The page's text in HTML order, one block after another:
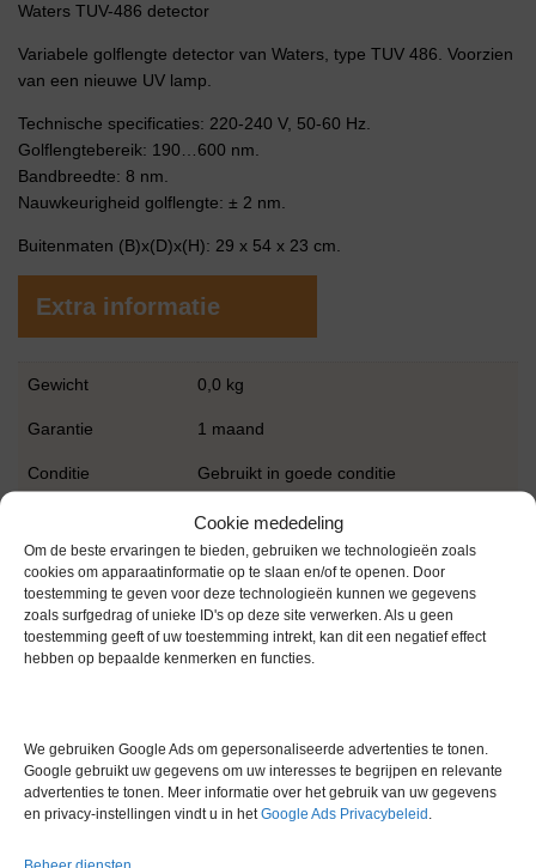
Cookie mededeling
Om de beste ervaringen te bieden, gebruiken we technologieën zoals
cookies om apparaatinformatie op te slaan en/of te openen. Door
toestemming te geven voor deze technologieën kunnen we gegevens
zoals surfgedrag of unieke ID's op deze site verwerken. Als u geen
toestemming geeft of uw toestemming intrekt, kan dit een negatief effect
hebben op bepaalde kenmerken en functies.
We gebruiken Google Ads om gepersonaliseerde advertenties te tonen.
Google gebruikt uw gegevens om uw interesses te begrijpen en relevante
advertenties te tonen. Meer informatie over het gebruik van uw gegevens
en privacy-instellingen vindt u in hetGoogle Ads Privacybeleid .
Waters TUV-486 detector
Variabele golflengte detector van Waters, type TUV 486. Voorzien
van een nieuwe UV lamp.
Technische specificaties: 220-240 V, 50-60 Hz.
Golflengtebereik: 190…600 nm.
Bandbreedte: 8 nm.
Nauwkeurigheid golflengte: ± 2 nm.
Buitenmaten (B)x(D)x(H): 29 x 54 x 23 cm.
Extra informatie
Gewicht 0,0 kg
Garantie 1 maand
Conditie Gebruikt in goede conditie
Waters
Via bemiddeling